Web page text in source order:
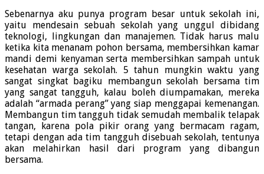
Sebenarnya aku punya program besar untuk sekolah ini,
yaitu mendesain sebuah sekolah yang unggul dibidang
teknologi, lingkungan dan manajemen. Tidak harus malu
ketika kita menanam pohon bersama, membersihkan kamar
mandi demi kenyaman serta membersihkan sampah untuk
kesehatan warga sekolah. 5 tahun mungkin waktu yang
sangat singkat bagiku membangun sekolah bersama tim
yang sangat tangguh, kalau boleh diumpamakan, mereka
adalah “armada perang” yang siap menggapai kemenangan.
Membangun tim tangguh tidak semudah membalik telapak
tangan, karena pola pikir orang yang bermacam ragam,
tetapi dengan ada tim tangguh disebuah sekolah, tentunya
akan melahirkan hasil dari program yang dibangun
bersama.